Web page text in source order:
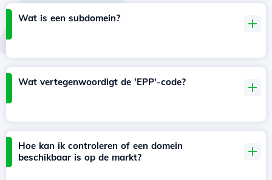
Wat is een subdomein?
Wat vertegenwoordigt de 'EPP'-code?
Hoe kan ik controleren of een domein
beschikbaar is op de markt?